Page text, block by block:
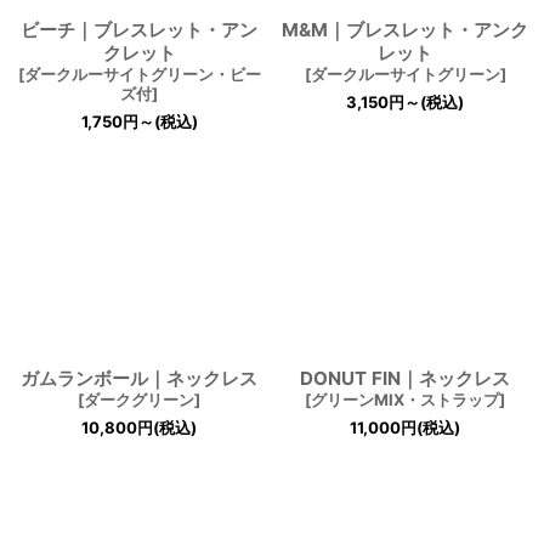
ビーチ｜ブレスレット・アン
クレット
[ダークルーサイトグリーン・ビー
ズ付]
1,750円～(税込)
M&M｜ブレスレット・アンク
レット
[ダークルーサイトグリーン]
3,150円～(税込)
ガムランボール｜ネックレス
[ダークグリーン]
10,800円(税込)
DONUT FIN｜ネックレス
[グリーンMIX・ストラップ]
11,000円(税込)